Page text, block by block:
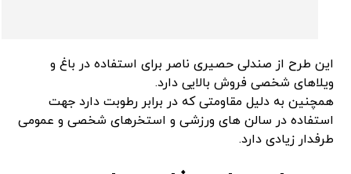
این طرح از صندلی حصیری ناصر برای استفاده در باغ و
ویلاهای شخصی فروش بالایی دارد.
همچنین به دلیل مقاومتی که در برابر رطوبت دارد جهت
استفاده در سالن های ورزشی و استخرهای شخصی و عمومی
طرفدار زیادی دارد.